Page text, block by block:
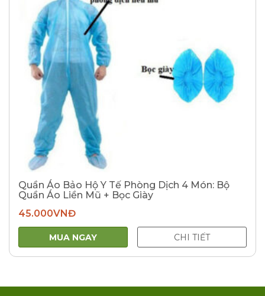
Quần Áo Bảo Hộ Y Tế Phòng Dịch 4 Món: Bộ
Quần Áo Liền Mũ + Bọc Giày
45.000VNĐ
MUA NGAY CHI TIẾT